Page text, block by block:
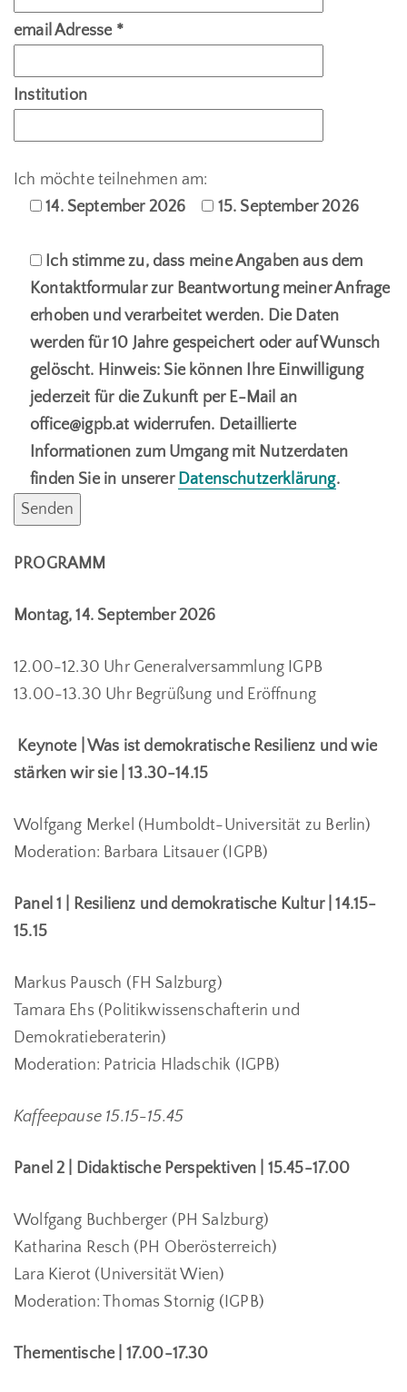
email Adresse *
Institution
Ich möchte teilnehmen am:
14. September 2026
15. September 2026
Ich stimme zu, dass meine Angaben aus dem
Kontaktformular zur Beantwortung meiner Anfrage
erhoben und verarbeitet werden. Die Daten
werden für 10 Jahre gespeichert oder auf Wunsch
gelöscht. Hinweis: Sie können Ihre Einwilligung
jederzeit für die Zukunft per E-Mail an
office@igpb.at widerrufen. Detaillierte
Informationen zum Umgang mit Nutzerdaten
finden Sie in unserer Datenschutzerklärung.
PROGRAMM
Montag, 14. September 2026
12.00-12.30 Uhr Generalversammlung IGPB
13.00-13.30 Uhr Begrüßung und Eröffnung
Keynote | Was ist demokratische Resilienz und wie
stärken wir sie | 13.30-14.15
Wolfgang Merkel (Humboldt-Universität zu Berlin)
Moderation: Barbara Litsauer (IGPB)
Panel 1 | Resilienz und demokratische Kultur | 14.15-
15.15
Markus Pausch (FH Salzburg)
Tamara Ehs (Politikwissenschafterin und
Demokratieberaterin)
Moderation: Patricia Hladschik (IGPB)
Kaffeepause 15.15-15.45
Panel 2 | Didaktische Perspektiven | 15.45-17.00
Wolfgang Buchberger (PH Salzburg)
Katharina Resch (PH Oberösterreich)
Lara Kierot (Universität Wien)
Moderation: Thomas Stornig (IGPB)
Thementische | 17.00-17.30